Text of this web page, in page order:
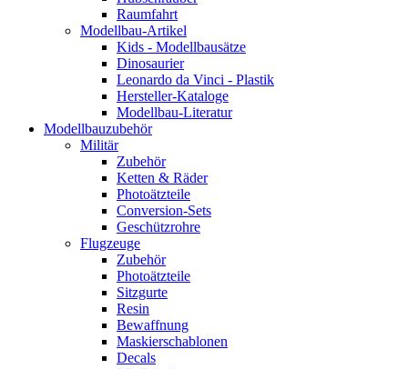
Raumfahrt
Modellbau-Artikel
Kids - Modellbausätze
Dinosaurier
Leonardo da Vinci - Plastik
Hersteller-Kataloge
Modellbau-Literatur
Modellbauzubehör
Militär
Zubehör
Ketten & Räder
Photoätzteile
Conversion-Sets
Geschützrohre
Flugzeuge
Zubehör
Photoätzteile
Sitzgurte
Resin
Bewaffnung
Maskierschablonen
Decals